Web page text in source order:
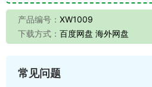
产品编号： XW1009
下载方式： 百度网盘 海外网盘
常见问题